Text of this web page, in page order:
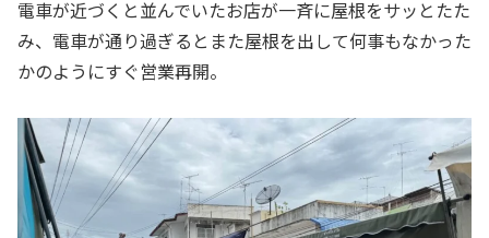
電車が近づくと並んでいたお店が一斉に屋根をサッとたた
み、電車が通り過ぎるとまた屋根を出して何事もなかった
かのようにすぐ営業再開。